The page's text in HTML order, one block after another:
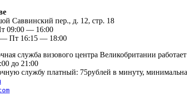
Саввинский пер., д. 12, стр. 18
09:00 — 16:00
— Пт 16:15 — 18:00
служба визового центра Великобритании
до 21:00
службу платный: 75рублей в минуту,